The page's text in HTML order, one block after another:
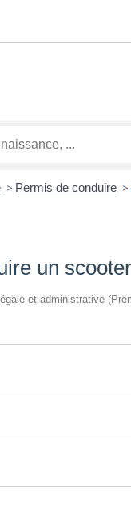
> Permis de conduire >
un
et administrative